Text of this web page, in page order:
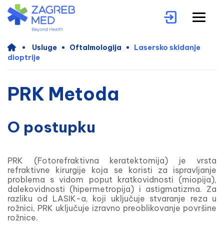
Usluge Oftalmologija
Lasersko skidanje
dioptrije
PRK Metoda
O postupku
PRK (Fotorefraktivna keratektomija) je vrsta
refraktivne kirurgije koja se koristi za ispravljanje
problema s vidom poput kratkovidnosti (miopija),
dalekovidnosti (hipermetropija) i astigmatizma. Za
razliku od LASIK-a, koji uključuje stvaranje reza u
rožnici, PRK uključuje izravno preoblikovanje površine
rožnice.